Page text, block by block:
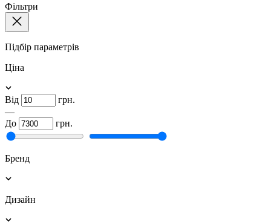
Фільтри
Підбір параметрів
Ціна
Від
грн.
—
До
грн.
Бренд
Дизайн